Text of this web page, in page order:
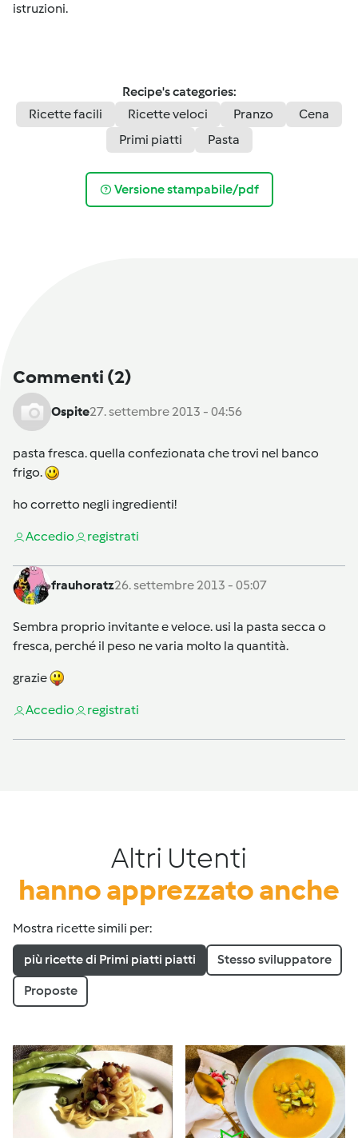
istruzioni.
Recipe's categories:
Ricette facili
Ricette veloci Pranzo
Cena
Primi piatti
Pasta
Versione stampabile/pdf
Commenti (2)
Ospite27. settembre 2013 - 04:56
pasta fresca. quella confezionata che trovi nel banco
frigo.
ho corretto negli ingredienti!
Accedio registrati
frauhoratz26. settembre 2013 - 05:07
Sembra proprio invitante e veloce. usi la pasta secca o
fresca, perché il peso ne varia molto la quantità.
grazie
Accedio registrati
Altri Utenti
hanno apprezzato anche
Mostra ricette simili per:
più ricette di Primi piatti piatti Stesso sviluppatore
Proposte